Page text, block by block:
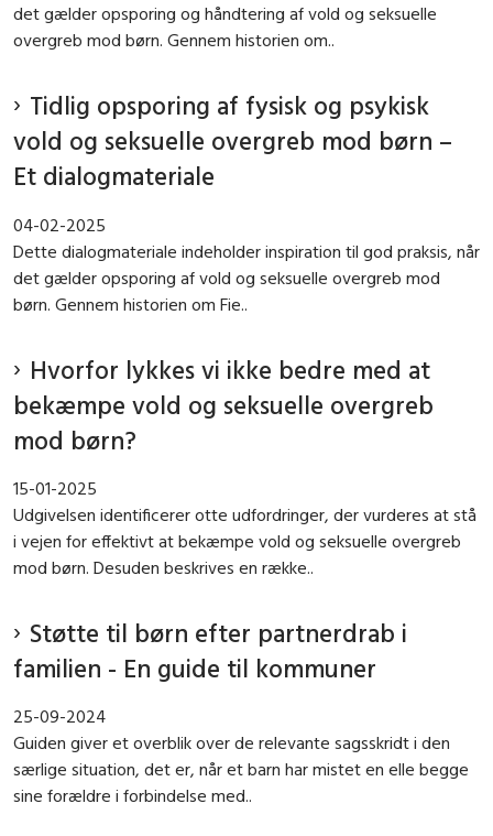
det gælder opsporing og håndtering af vold og seksuelle
overgreb mod børn. Gennem historien om..
Tidlig opsporing af fysisk og psykisk
vold og seksuelle overgreb mod børn –
Et dialogmateriale
04-02-2025
Dette dialogmateriale indeholder inspiration til god praksis, når
det gælder opsporing af vold og seksuelle overgreb mod
børn. Gennem historien om Fie..
Hvorfor lykkes vi ikke bedre med at
bekæmpe vold og seksuelle overgreb
mod børn?
15-01-2025
Udgivelsen identificerer otte udfordringer, der vurderes at stå
i vejen for effektivt at bekæmpe vold og seksuelle overgreb
mod børn. Desuden beskrives en række..
Støtte til børn efter partnerdrab i
familien - En guide til kommuner
25-09-2024
Guiden giver et overblik over de relevante sagsskridt i den
særlige situation, det er, når et barn har mistet en elle begge
sine forældre i forbindelse med..